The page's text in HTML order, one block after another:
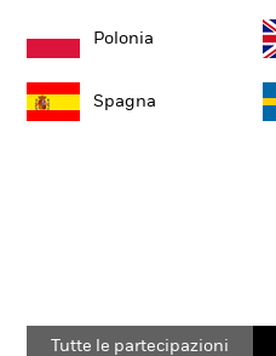
Polonia
Spagna
Tutte le partecipazioni